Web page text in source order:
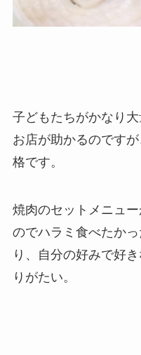
子どもたちがかなり
お店が助かるのです
格です。
焼肉のセットメニュ
のでハラミ食べたか
り、自分の好みで好
りがたい。